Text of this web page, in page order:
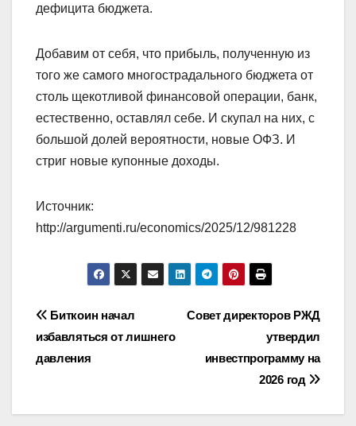
дефицита бюджета.
Добавим от себя, что прибыль, полученную из
того же самого многострадального бюджета от
столь щекотливой финансовой операции, банк,
естественно, оставлял себе. И скупал на них, с
большой долей вероятности, новые ОФЗ. И
стриг новые купонные доходы.
Источник:
http://argumenti.ru/economics/2025/12/981228
Навигация
по
Совет директоров РЖД
утвердил
инвестпрограмму на
2026 год
Биткоин начал
избавляться от лишнего
давления